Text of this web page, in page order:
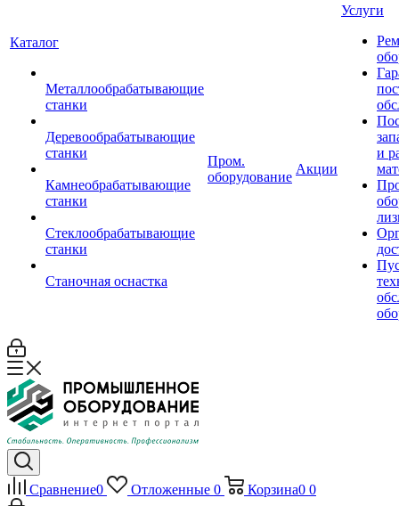
Каталог
Металлообрабатывающие
станки
Деревообрабатывающие
станки
Камнеобрабатывающие
станки
Стеклообрабатывающие
станки
Станочная оснастка
Пром.
оборудование
Акции
Услуги
и
Сравнение0 Отложенные 0 Корзина0 0